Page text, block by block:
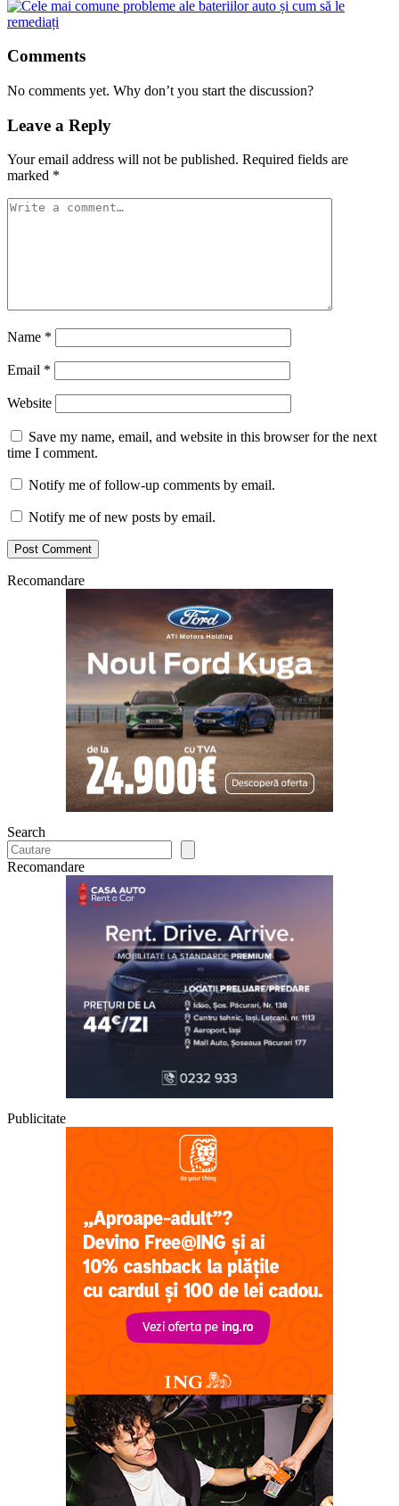
Comments
No comments yet. Why don’t you start the discussion?
Leave a Reply
Your email address will not be published. Required fields are
marked *
Name *
Email *
Website
Save my name, email, and website in this browser for the next
time I comment.
Notify me of follow-up comments by email.
Notify me of new posts by email.
Recomandare
Search
Recomandare
Publicitate